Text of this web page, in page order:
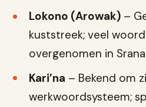
Lokono (Arowak)–
kuststreek; veel
overgenomen in
Kari’na – Bekend om
werkwoordsysteem;